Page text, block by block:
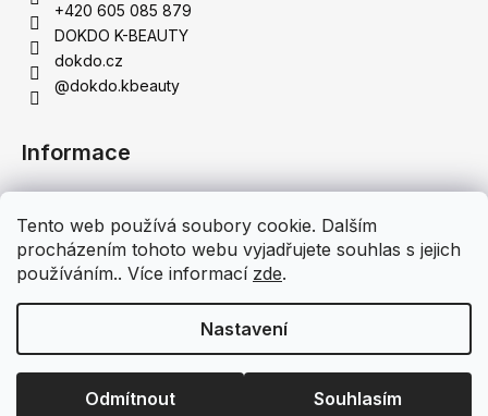
Tento web používá soubory cookie. Dalším
procházením tohoto webu vyjadřujete souhlas s jejich
používáním.. Více informací zde.
Nastavení
Odmítnout Souhlasím
+420 605 085 879
DOKDO K-BEAUTY
dokdo.cz
@dokdo.kbeauty
Informace
Podmínky ochrany osobních údajů
Doprava a platba
Moje objednávka
Copyright 2026DOKDO K-BEAUTY - Originální korejská
kosmetika
. Všechna práva vyhrazena.